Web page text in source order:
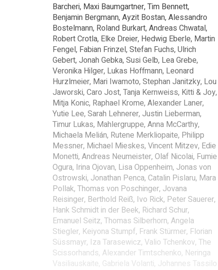
Barcheri, Maxi Baumgartner, Tim Bennett,
Benjamin Bergmann, Ayzit Bostan, Alessandro
Bostelmann, Roland Burkart, Andreas Chwatal,
Robert Crotla, Elke Dreier, Hedwig Eberle, Martin
Fengel, Fabian Frinzel, Stefan Fuchs, Ulrich
Gebert, Jonah Gebka, Susi Gelb, Lea Grebe,
Veronika Hilger, Lukas Hoffmann, Leonard
Hurzlmeier, Mari Iwamoto, Stephan Janitzky, Lou
Jaworski, Caro Jost, Tanja Kernweiss, Kitti & Joy,
Mitja Konic, Raphael Krome, Alexander Laner,
Yutie Lee, Sarah Lehnerer, Justin Lieberman,
Timur Lukas, Mahlergruppe, Anna McCarthy,
Michaela Melián, Rutene Merkliopaite, Philipp
Messner, Michael Mieskes, Vincent Mitzev, Edie
Monetti, Andreas Neumeister, Olaf Nicolai, Fumie
Ogura, Irina Ojovan, Lisa Oppenheim, Jonas von
Ostrowski, Jonathan Penca, Catalin Pislaru, Mara
Pollak, Thomas von Poschinger, Jovana
Reisinger, Berthold Reiß, Ivo Rick, Peter Sauerer,
Hank Schmidt in der Beek, Richard Schur,
Emanuel Seitz, Thomas Silberhorn, Angela
Stiegler, Keiyona Stumpf, Frank Stürmer, Florian
Süssmayr, Iza Tarasewicz, Valio Tchenkov, The
Scissorhands, Alexander Timtschenko, Neringa
Vasiliauskaite, Gabriela Volanti, Johannes Tassilo